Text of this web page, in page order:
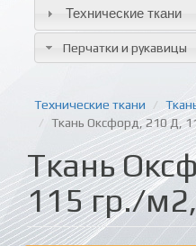
Технические ткани
Перчатки и рукавицы
Технические ткани
Ткань Оксфорд, 210 Д,
Ткань
115 гр./